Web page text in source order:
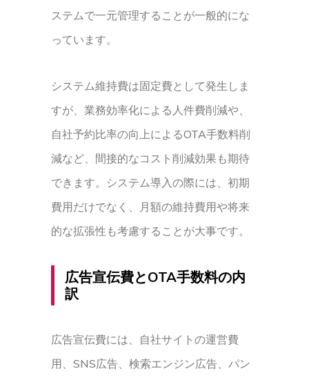
ステムで一元管理することが一般的にな
っています。
システム維持費は固定費として発生しま
すが、業務効率化による人件費削減や、
自社予約比率の向上によるOTA手数料削
減など、間接的なコスト削減効果も期待
できます。システム導入の際には、初期
費用だけでなく、月額の維持費用や将来
的な拡張性も考慮することが大事です。
広告宣伝費とOTA手数料の内
訳
広告宣伝費には、自社サイトの運営費
用、SNS広告、検索エンジン広告、パン